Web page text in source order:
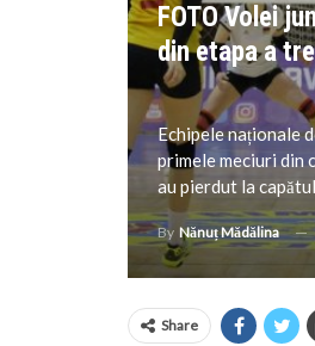
FOTO Volei
din etapa a
Echipele naționale
primele meciuri din
au pierdut la
By Nănuț Mădălina
Share